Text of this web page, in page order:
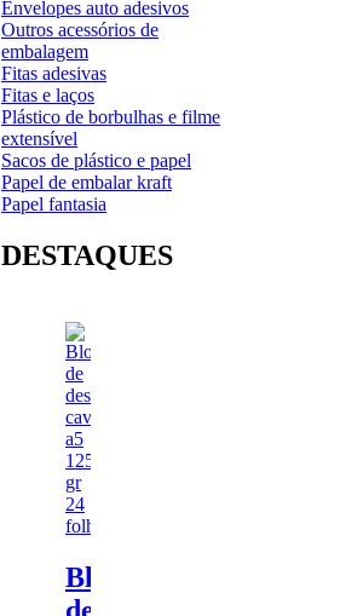
Envelopes auto adesivos
Outros acessórios de
embalagem
Fitas adesivas
Fitas e laços
Plástico de borbulhas e filme
extensível
Sacos de plástico e papel
Papel de embalar kraft
Papel fantasia
DESTAQUES
Bloco
de